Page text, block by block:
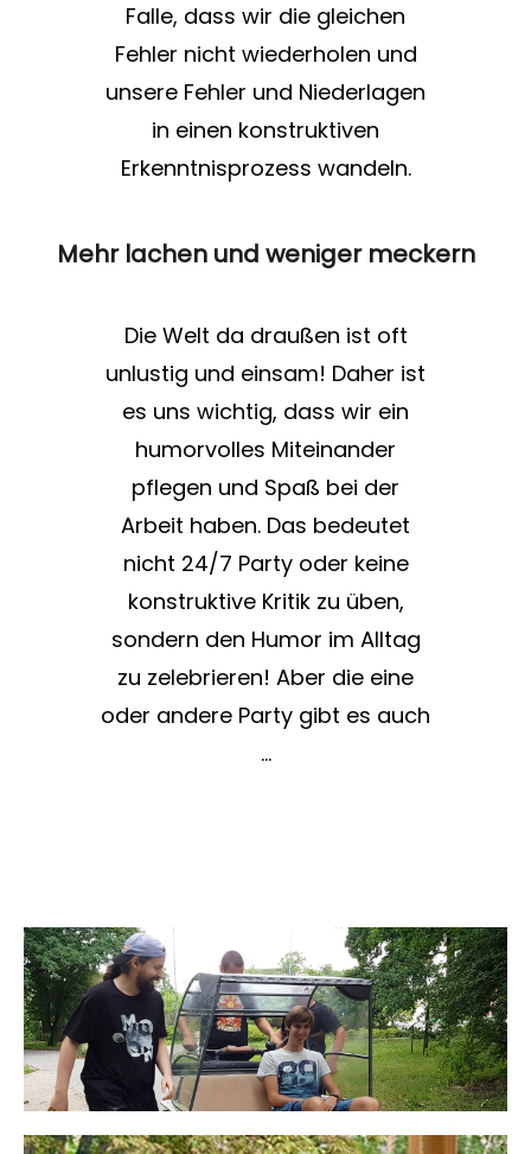
Falle, dass wir die gleichen
Fehler nicht wiederholen und
unsere Fehler und Niederlagen
in einen konstruktiven
Erkenntnisprozess wandeln.
Mehr lachen und weniger meckern
Die Welt da draußen ist oft
unlustig und einsam! Daher ist
es uns wichtig, dass wir ein
humorvolles Miteinander
pflegen und Spaß bei der
Arbeit haben. Das bedeutet
nicht 24/7 Party oder keine
konstruktive Kritik zu üben,
sondern den Humor im Alltag
zu zelebrieren! Aber die eine
oder andere Party gibt es auch
…